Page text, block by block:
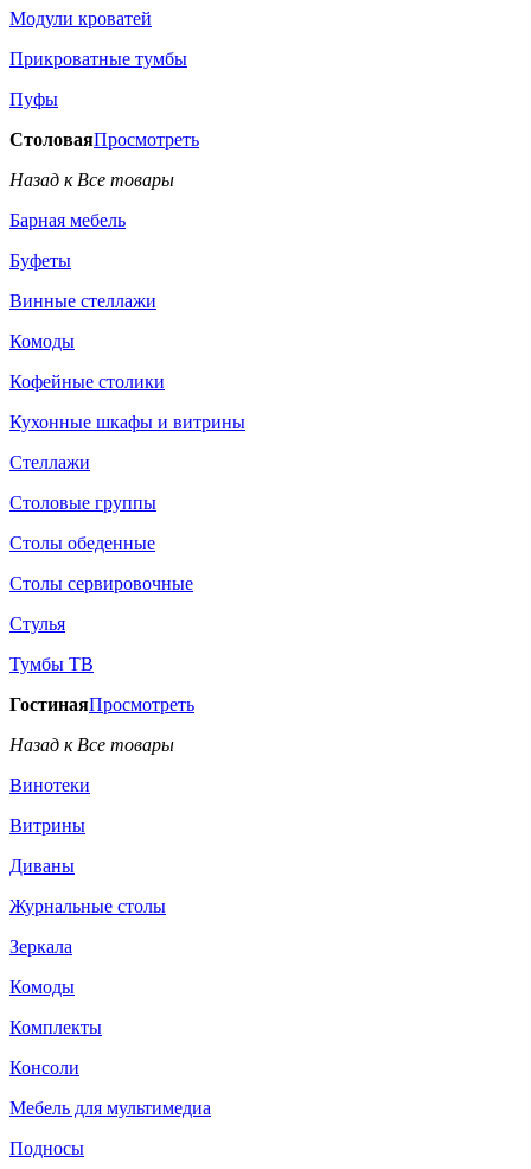
Модули кроватей
Прикроватные тумбы
Пуфы
СтоловаяПросмотреть
Назад к Все товары
Барная мебель
Буфеты
Винные стеллажи
Комоды
Кофейные столики
Кухонные шкафы и витрины
Стеллажи
Столовые группы
Столы обеденные
Столы сервировочные
Стулья
Тумбы ТВ
ГостинаяПросмотреть
Назад к Все товары
Винотеки
Витрины
Диваны
Журнальные столы
Зеркала
Комоды
Комплекты
Консоли
Мебель для мультимедиа
Подносы